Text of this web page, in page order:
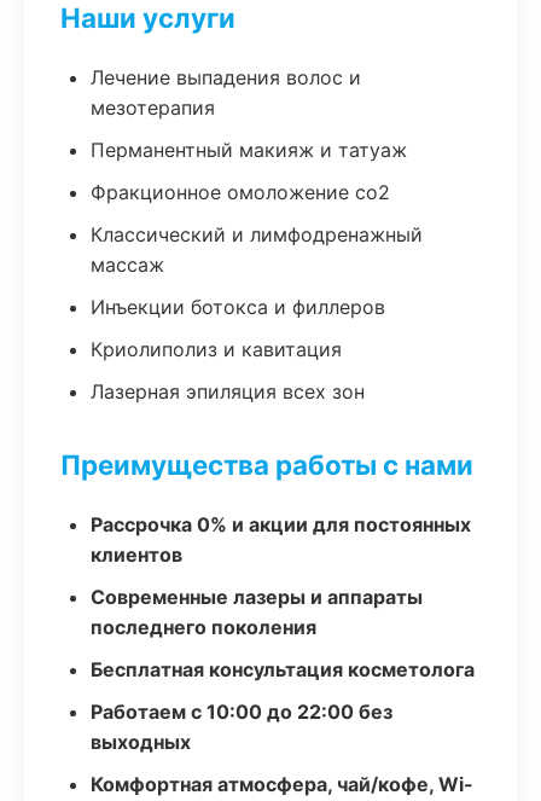
Наши услуги
Лечение выпадения волос и
мезотерапия
Перманентный макияж и татуаж
Фракционное омоложение co2
Классический и лимфодренажный
массаж
Инъекции ботокса и филлеров
Криолиполиз и кавитация
Лазерная эпиляция всех зон
Преимущества работы с нами
Рассрочка 0% и акции для постоянных
клиентов
Современные лазеры и аппараты
последнего поколения
Бесплатная консультация косметолога
Работаем с 10:00 до 22:00 без
выходных
Комфортная атмосфера, чай/кофе, Wi-